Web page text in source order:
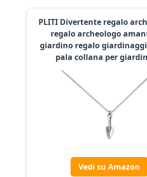
PLITI Divertente regalo
regalo archeologo
giardino regalo
pala collana per
Vedi su Amazon